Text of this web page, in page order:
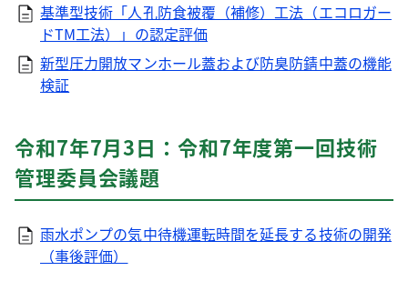
基準型技術「人孔防食被覆（補修）工法（エコロガー
ドTM工法）」の認定評価
新型圧力開放マンホール蓋および防臭防錆中蓋の機能
検証
令和7年7月3日：令和7年度第一回技術
管理委員会議題
雨水ポンプの気中待機運転時間を延長する技術の開発
（事後評価）